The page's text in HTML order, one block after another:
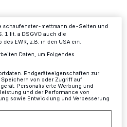
Lutz Großmann besucht die
Wildtieren, einer wilden
großen Trommel und vor allem
Katze die Bühne zu bevölkern.
Eine Minute Lesezeit
unseres Website. Weitere
schaufenster-mettmann.de-Seiten und
1 lit. a DSGVO auch die
EWR, z.B. in den USA ein.
Daten, um Folgendes
Endgeräteeigenschaften zur
von oder Zugriff auf
Personalisierte Werbung und
und der Performance von
sowie Entwicklung und Verbesserung